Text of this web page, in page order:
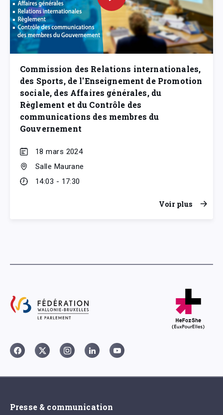
Commission des Relations internationales,
des Sports, de l'Enseignement de Promotion
sociale, des Affaires générales, du
Règlement et du Contrôle des
communications des membres du
Gouvernement
18 mars 2024
Salle Maurane
14:03 - 17:30
Voir plus
Presse & communication